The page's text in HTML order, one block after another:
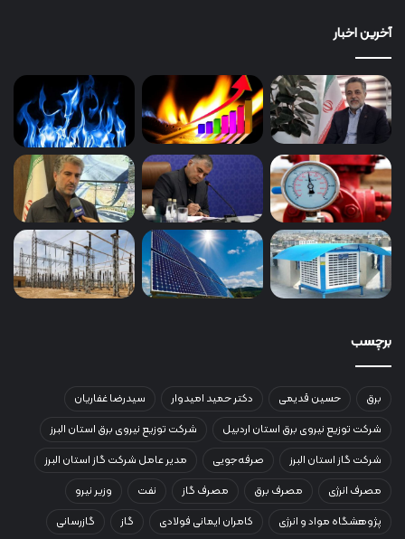
آخرین اخبار
برچسب
برق حسین قدیمی دکتر حمید امیدوار
سیدرضا غفاریان
شرکت توزیع نیروی برق استان اردبیل
شرکت توزیع نیروی برق استان البرز
شرکت گاز استان البرز
صرفه‌جویی
مدیر عامل شرکت گاز استان البرز
مصرف انرژی
مصرف برق مصرف گاز نفت
وزیر نیرو
پژوهشگاه مواد و انرژی
کامران ایمانی فولادی گاز گازرسانی